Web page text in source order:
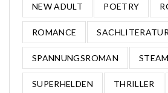
NEW ADULT POETRY
ROMANCE SACHLITERATUR
SPANNUNGSROMAN
SUPERHELDEN THRILLER